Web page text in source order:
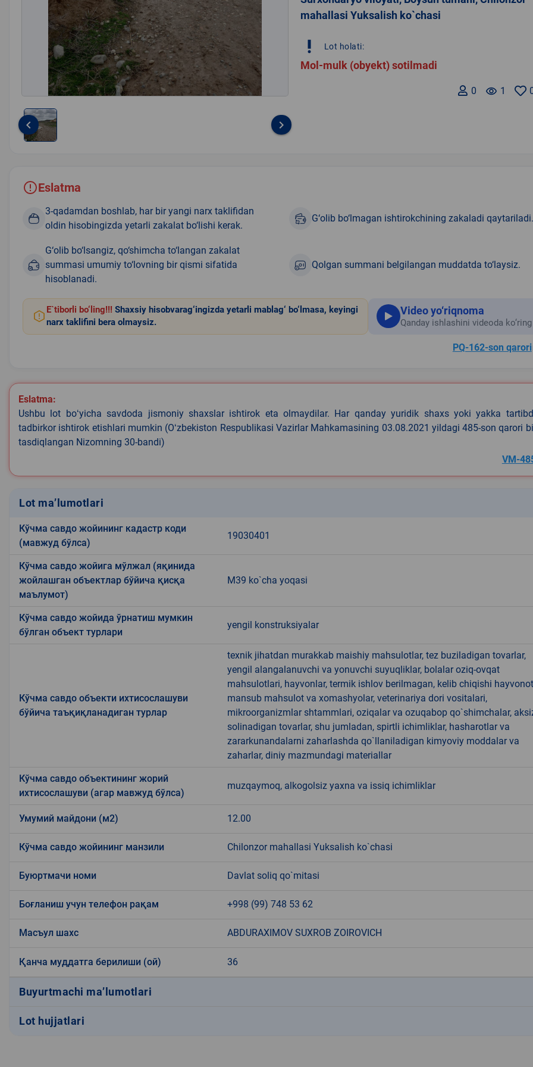
1
keyboard_arrow_left keyboard_arrow_right
mahallasi Yuksalish ko`chasi
priority_high Lot holati:
Mol-mulk (obyekt) sotilmadi
remove_red_eye 1
0
Eslatma
3-qadamdan boshlab, har bir yangi narx taklifidan
oldin hisobingizda yetarli zakalat bo‘lishi kerak.
G‘olib bo‘lmagan ishtirokchining zakaladi qaytariladi.
G‘olib bo‘lsangiz, qo‘shimcha to‘langan zakalat
summasi umumiy to‘lovning bir qismi sifatida
hisoblanadi.
Qolgan summani belgilangan muddatda to‘laysiz.
E`tiborli bo‘ling!!! Shaxsiy hisobvarag‘ingizda yetarli mablag‘ bo‘lmasa, keyingi
narx taklifini bera olmaysiz.
Video yo‘riqnoma
Qanday ishlashini videoda ko‘ring
PQ-162-son qarori
Eslatma:
Ushbu lot boʻyicha savdoda jismoniy shaxslar ishtirok eta olmaydilar. Har qanday yuridik shaxs yoki yakka
tadbirkor ishtirok etishlari mumkin (Oʻzbekiston Respublikasi Vazirlar Mahkamasining 03.08.2021 yildagi 485-son qarori
tasdiqlangan Nizomning 30-bandi)
VM-
Lot ma’lumotlari
Кўчма савдо жойининг кадастр коди
(мавжуд бўлса)
19030401
Кўчма савдо жойига мўлжал (яқинида
жойлашган объектлар бўйича қисқа
маълумот)
M39 ko`cha yoqasi
Кўчма савдо жойида ўрнатиш мумкин
бўлган объект турлари
yengil konstruksiyalar
Кўчма савдо объекти ихтисослашуви
бўйича таъқиқланадиган турлар
texnik jihatdan murakkab maishiy mahsulotlar, tez buziladigan tovarlar,
yengil alangalanuvchi va yonuvchi suyuqliklar, bolalar oziq-ovqat
mahsulotlari, hayvonlar, termik ishlov berilmagan, kelib chiqishi
mansub mahsulot va xomashyolar, veterinariya dori vositalari,
mikroorganizmlar shtammlari, oziqalar va ozuqabop qo`shimchalar,
solinadigan tovarlar, shu jumladan, spirtli ichimliklar, hasharotlar va
zararkunandalarni zaharlashda qo`llaniladigan kimyoviy moddalar va
zaharlar, diniy mazmundagi materiallar
Кўчма савдо объектининг жорий
ихтисослашуви (агар мавжуд бўлса)
muzqaymoq, alkogolsiz yaxna va issiq ichimliklar
Умумий майдони (м2) 12.00
Кўчма савдо жойининг манзили Chilonzor mahallasi Yuksalish ko`chasi
Буюртмачи номи Davlat soliq qo`mitasi
Боғланиш учун телефон рақам +998 (99) 748 53 62
Масъул шахс ABDURAXIMOV SUXROB ZOIROVICH
Қанча муддатга берилиши (ой) 36
Buyurtmachi ma’lumotlari
Lot hujjatlari